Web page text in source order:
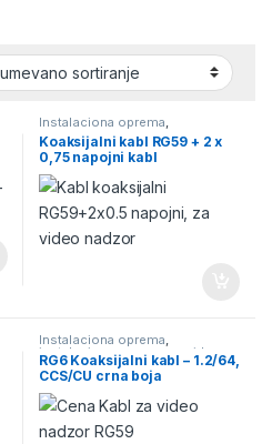
Instalaciona oprema
instalaciona oprema za video
nadzor,Kablovi,Kablovi za video
nadzor,Video Nadzor
Koaksijalni kabl RG59 + 2 x
0,75 napojni kabl
Instalaciona oprema,
instalaciona oprema za video
nadzor,Kablovi,Kablovi za video
nadzor,Video Nadzor
RG6 Koaksijalni kabl – 1.2/64,
CCS/CU crna boja